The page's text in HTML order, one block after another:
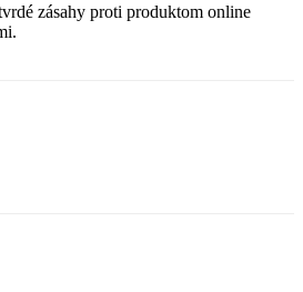
zásahy proti produktom online